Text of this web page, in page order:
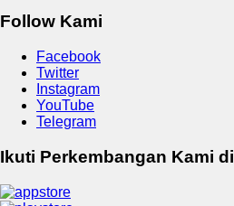
Follow Kami
Facebook
Twitter
Instagram
YouTube
Telegram
Ikuti Perkembangan Kami di